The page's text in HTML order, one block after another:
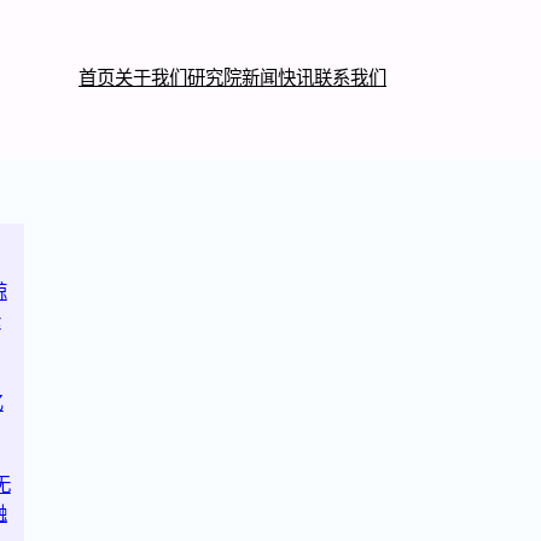
首页关于我们 研究院新闻快讯联系我们